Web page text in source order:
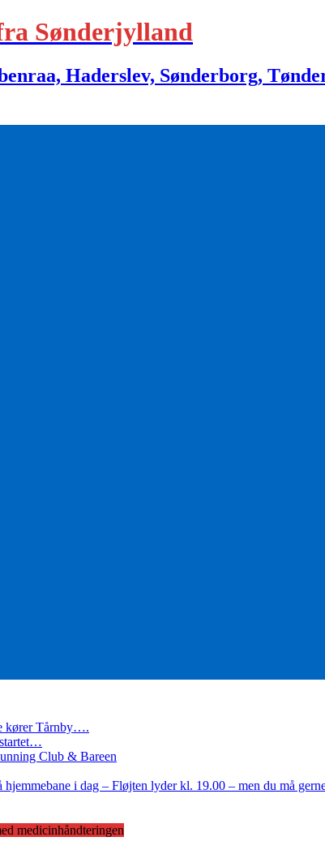
Sønderjylland
Haderslev, Sønderborg,
kører Tårnby….
Club & Bareen
i dag – Fløjten lyder kl. 19.00 – men du må
medicinhåndteringen